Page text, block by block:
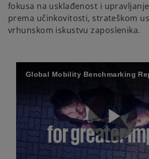
fokusa na usklađenost i
prema učinkovitosti, strateškom
vrhunskom iskustvu zaposlenika.
Global Mobility Benchmarking
P